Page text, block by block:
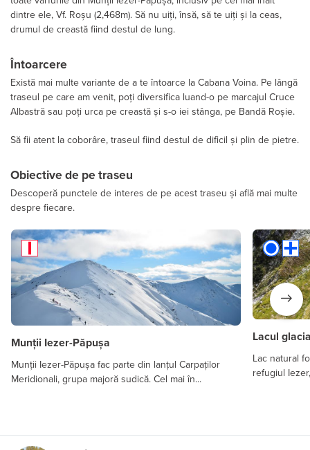
dintre ele, Vf. Roșu (2,468m). Să nu uiți, însă, să te uiți și la ceas,
drumul de creastă fiind destul de lung.
Întoarcere
Există mai multe variante de a te întoarce la Cabana Voina. Pe lângă
traseul pe care am venit, poți diversifica luand-o pe marcajul Cruce
Albastră sau poți urca pe creastă și s-o iei stânga, pe Bandă Roșie.
Să fii atent la coborâre, traseul fiind destul de dificil și plin de pietre.
Obiective de pe traseu
Descoperă punctele de interes de pe acest traseu și află mai multe
despre fiecare.
Munții Iezer-Păpușa
Munții Iezer-Păpușa fac parte din lanțul Carpaților
Meridionali, grupa majoră sudică. Cel mai în...
Lacul
Lac natural
refugiul